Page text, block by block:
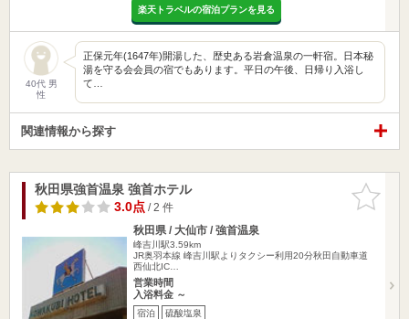
楽天トラベルの宿泊プランを見る
40代 男
性
正保元年(1647年)開湯した、歴史ある岩倉温泉の一軒宿。日本秘
湯を守る会会員の宿でもあります。平日の午後、日帰り入浴し
て…
関連情報から探す
お気に入
りに追加
秋田県強首温泉 強首ホテル
3.0点/ 2 件
秋田県 / 大仙市 / 強首温泉
峰吉川駅3.59km
JR奥羽本線 峰吉川駅よりタクシー利用20分秋田自動車道
西仙北IC…
営業時間
入浴料金 ～
宿泊 硫酸塩泉